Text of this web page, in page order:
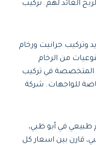
العائد لهم. تركيب
وتركيب جرانيت ورخام
من الرخام
المتخصصة في تركيب
للواجهات. شركة
طبيعي في أبو ظبي،
قارن بين اسعار كل